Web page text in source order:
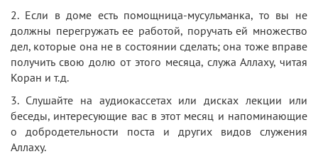
2. Если в доме есть помощница-мусульманка, то вы не
должны перегружать ее работой, поручать ей множество
дел, которые она не в состоянии сделать; она тоже вправе
получить свою долю от этого месяца, служа Аллаху, читая
Коран и т.д.
3. Слушайте на аудиокассетах или дисках лекции или
беседы, интересующие вас в этот месяц и напоминающие
о добродетельности поста и других видов служения
Аллаху.